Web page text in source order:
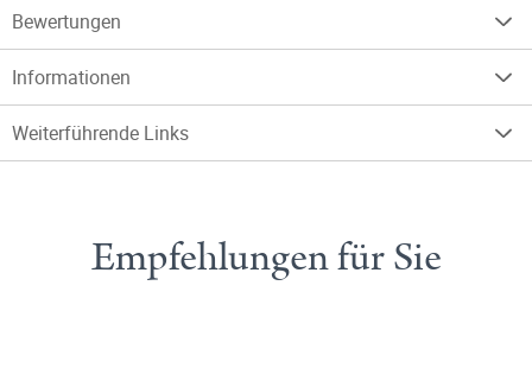
Bewertungen
Informationen
Weiterführende Links
Empfehlungen für Sie